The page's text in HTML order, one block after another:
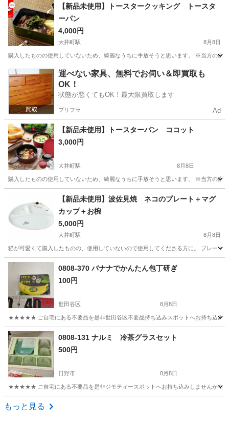
東京 日野市 食器 シルクロード
【新品未使用】トースタークッキング トースタ
ーパン
4,000円
大井町駅 8月8日
購入したものの使用していないため、綺麗なうちに手放そうと思います。 ※当方の
東京 品川区 大井町駅 調理器具 トースター
運べない家具、無料でお伺い＆即買取も
OK！
状態が悪くてもOK！最大限買取します
プリフラ Ad
【新品未使用】トースターパン ココット
3,000円
大井町駅 8月8日
購入したものの使用していないため、綺麗なうちに手放そうと思います。 ※当方の
大井町駅 調理器具 トースター
【新品未使用】波佐見焼 ネコのプレート＋マグ
カップ＋お椀
5,000円
大井町駅 8月8日
猫が可愛くて購入したものの、使用していないので使用してくださる方に。 プレー
東京 品川区 食器 波佐見焼
0808-370 バナナでかんたん包丁研ぎ
100円
世田谷区 8月8日
★★★★★ ご自宅にある不要品を是非世田谷区不要品持ち込みスポットへお持ち込みし
東京 世田谷区 バナナ
0808-131 ナルミ 冷茶グラスセット
500円
日野市 8月8日
★★★★★ ご自宅にある不要品を是非ジモティースポットへお持ち込みしませんか？
東京 日野市
もっと見る